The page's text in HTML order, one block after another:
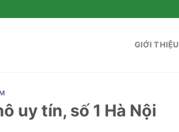
GIỚI THIỆU
uy tín, số 1 Hà Nội